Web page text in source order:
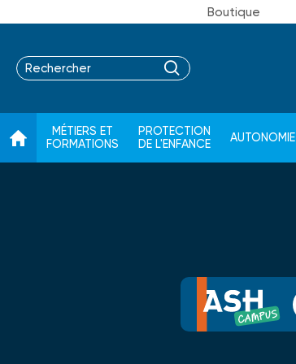
Boutique
MÉTIERS ET
FORMATIONS
PROTECTION
DE L'ENFANCE
AUTONOMIE